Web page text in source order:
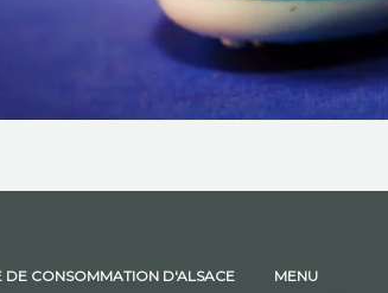
DE CONSOMMATION D'ALSACE
MENU